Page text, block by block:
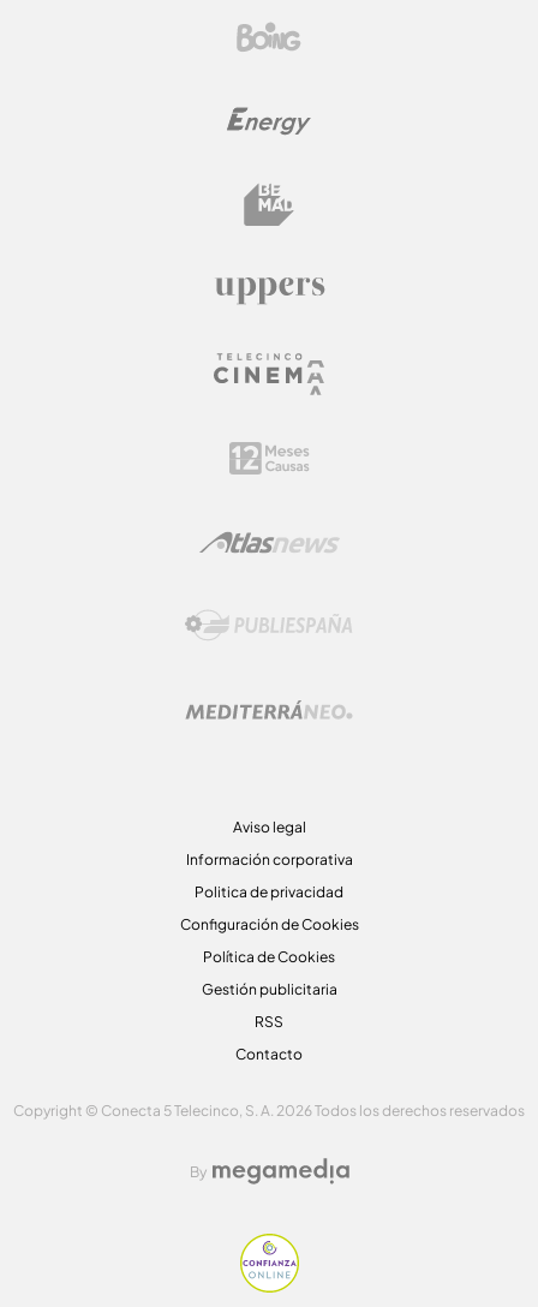
Aviso legal
Información corporativa
Politica de privacidad
Configuración de Cookies
Política de Cookies
Gestión publicitaria
RSS
Contacto
Copyright © Conecta 5 Telecinco, S. A. 2026 Todos los derechos reservados
By